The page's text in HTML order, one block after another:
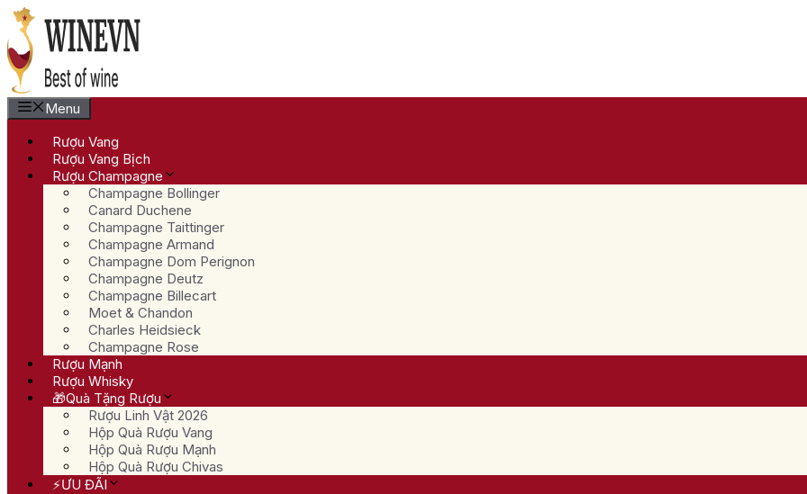
Chuyển
đến
nội
dung
Menu
Rượu Vang
Rượu Vang Bịch
Rượu Champagne
Champagne Bollinger
Canard Duchene
Champagne Taittinger
Champagne Armand
Champagne Dom Perignon
Champagne Deutz
Champagne Billecart
Moet & Chandon
Charles Heidsieck
Champagne Rose
Rượu Mạnh
Rượu Whisky
🎁Quà Tặng Rượu
Rượu Linh Vật 2026
Hộp Quà Rượu Vang
Hộp Quà Rượu Mạnh
Hộp Quà Rượu Chivas
⚡ƯU ĐÃI